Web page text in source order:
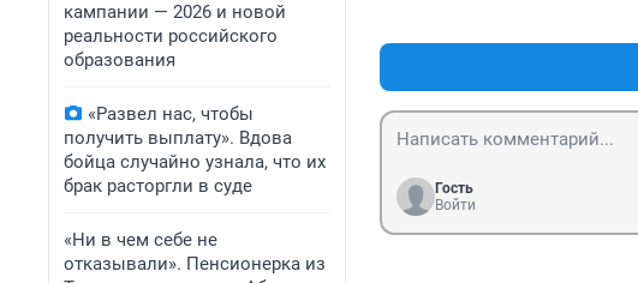
кампании — 2026 и новой
реальности российского
образования
«Развел нас, чтобы
получить выплату». Вдова
бойца случайно узнала, что их
брак расторгли в суде
«Ни в чем себе не
отказывали». Пенсионерка из
Гость
Войти